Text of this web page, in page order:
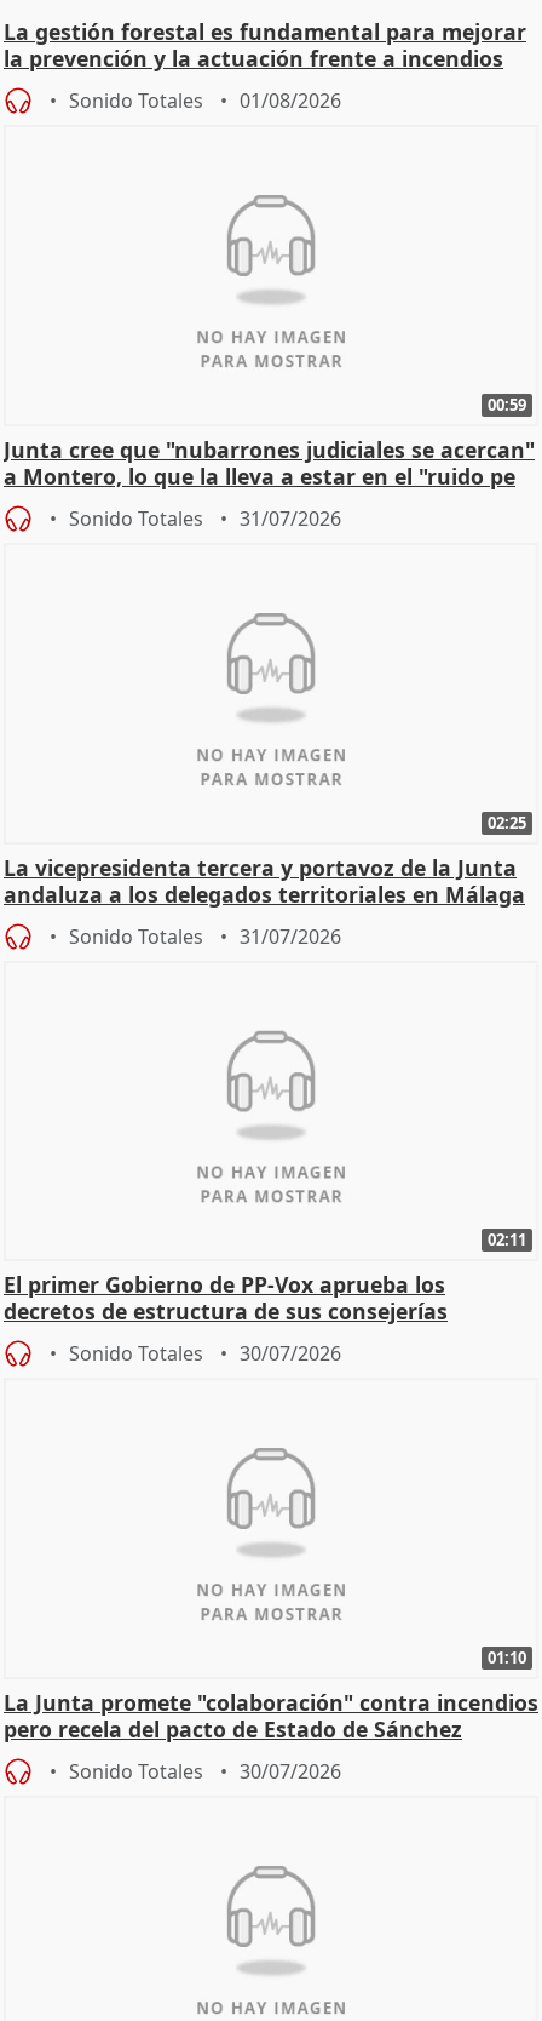
La gestión forestal es fundamental para mejorar
la prevención y la actuación frente a incendios
Sonido Totales 01/08/2026
00:59
Junta cree que "nubarrones judiciales se acercan"
a Montero, lo que la lleva a estar en el "ruido pe
Sonido Totales 31/07/2026
02:25
La vicepresidenta tercera y portavoz de la Junta
andaluza a los delegados territoriales en Málaga
Sonido Totales 31/07/2026
02:11
El primer Gobierno de PP-Vox aprueba los
decretos de estructura de sus consejerías
Sonido Totales 30/07/2026
01:10
La Junta promete "colaboración" contra incendios
pero recela del pacto de Estado de Sánchez
Sonido Totales 30/07/2026